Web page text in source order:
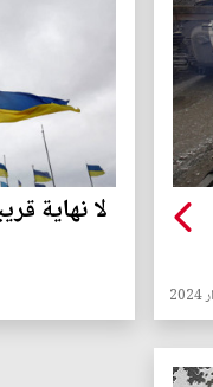
لا نهاية